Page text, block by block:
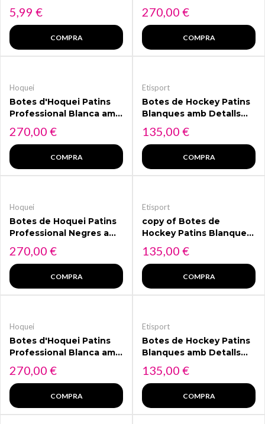
hoquei patins, botes gel,
línia sobre rodes.
Resistents de llarg 3 m
cadascun
Preu
5,99 €
COMPRA
amb Detalls Negres
ETISPORT TOP
Preu
270,00 €
COMPRA
Hoquei
Botes d'Hoquei Patins
Professional Blanca amb
detalls Verds ETISPORT
TOP
Preu
270,00 €
COMPRA
Etisport
Botes de Hockey Patins
Blanques amb Detalls
Negres ETISPORT
Preu
135,00 €
COMPRA
Hoquei
Botes de Hoquei Patins
Professional Negres amb
detalls Blancs ETISPORT
TOP
Preu
270,00 €
COMPRA
Etisport
copy of Botes de
Hockey Patins Blanques
amb Detalls Blaus
ETISPORT
Preu
135,00 €
COMPRA
Hoquei
Botes d'Hoquei Patins
Professional Blanca amb
detalls Liles ETISPORT
TOP
Preu
270,00 €
COMPRA
Etisport
Botes de Hockey Patins
Blanques amb Detalls
Grocs i Fucsia ETISPORT
Preu
135,00 €
COMPRA